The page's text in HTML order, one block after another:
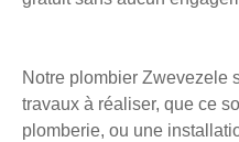
Notre plombier Zwevezele
travaux à réaliser, que ce
plomberie, ou une